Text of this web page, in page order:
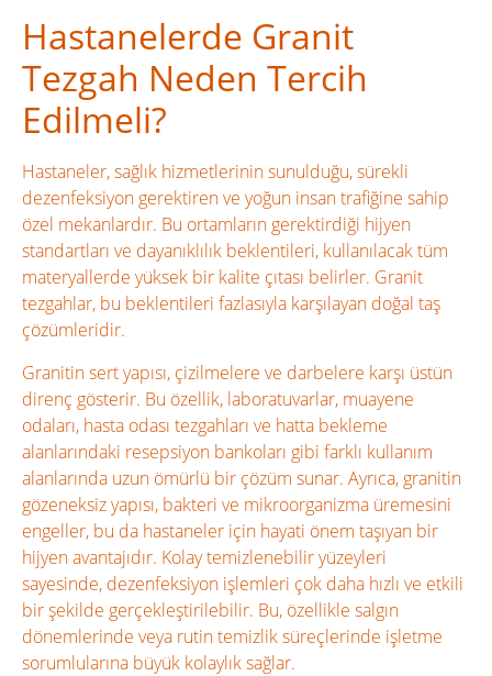
Hastanelerde Granit
Tezgah Neden Tercih
Edilmeli?
Hastaneler, sağlık hizmetlerinin sunulduğu, sürekli
dezenfeksiyon gerektiren ve yoğun insan trafiğine sahip
özel mekanlardır. Bu ortamların gerektirdiği hijyen
standartları ve dayanıklılık beklentileri, kullanılacak tüm
materyallerde yüksek bir kalite çıtası belirler. Granit
tezgahlar, bu beklentileri fazlasıyla karşılayan doğal taş
çözümleridir.
Granitin sert yapısı, çizilmelere ve darbelere karşı üstün
direnç gösterir. Bu özellik, laboratuvarlar, muayene
odaları, hasta odası tezgahları ve hatta bekleme
alanlarındaki resepsiyon bankoları gibi farklı kullanım
alanlarında uzun ömürlü bir çözüm sunar. Ayrıca, granitin
gözeneksiz yapısı, bakteri ve mikroorganizma üremesini
engeller, bu da hastaneler için hayati önem taşıyan bir
hijyen avantajıdır. Kolay temizlenebilir yüzeyleri
sayesinde, dezenfeksiyon işlemleri çok daha hızlı ve etkili
bir şekilde gerçekleştirilebilir. Bu, özellikle salgın
dönemlerinde veya rutin temizlik süreçlerinde işletme
sorumlularına büyük kolaylık sağlar.